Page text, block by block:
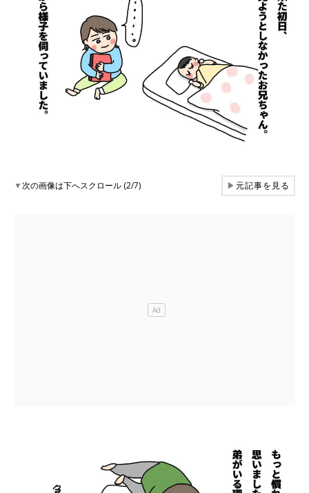
▼次の画像は下へスクロール (2/7) ▶元記事を見る